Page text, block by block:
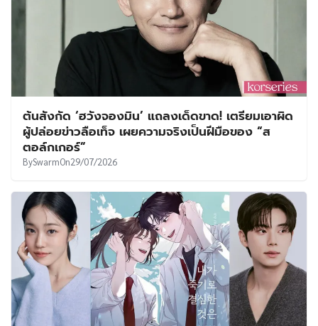
ต้นสังกัด ‘ฮวังจองมิน’ แถลงเด็ดขาด! เตรียมเอาผิด
ผู้ปล่อยข่าวลือเท็จ เผยความจริงเป็นฝีมือของ “ส
ตอล์กเกอร์”
BySwarmOn29/07/2026